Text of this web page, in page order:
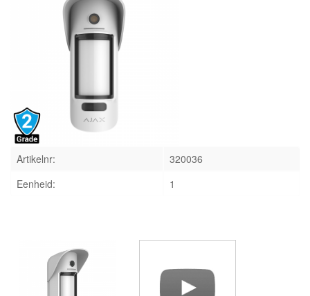
Artikelnr:
320036
Eenheid:
1